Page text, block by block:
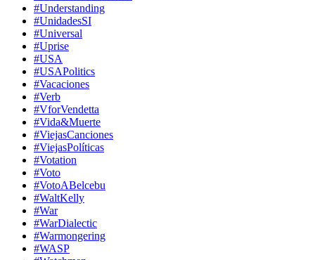
#Understanding
#UnidadesSI
#Universal
#Uprise
#USA
#USAPolitics
#Vacaciones
#Verb
#VforVendetta
#Vida&Muerte
#ViejasCanciones
#ViejasPolíticas
#Votation
#Voto
#VotoABelcebu
#WaltKelly
#War
#WarDialectic
#Warmongering
#WASP